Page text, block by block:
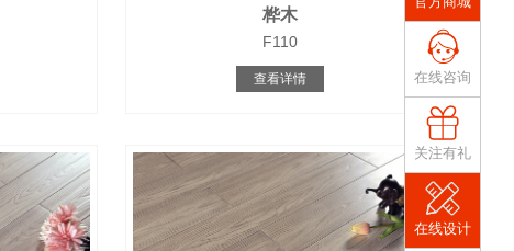
在线咨询
关注有礼
在线设计
桦木
F110
查看详情